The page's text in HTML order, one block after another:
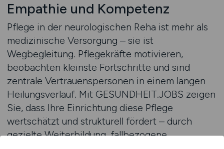
Empathie und Kompetenz
Pflege in der neurologischen Reha ist mehr als
medizinische Versorgung – sie ist
Wegbegleitung. Pflegekräfte motivieren,
beobachten kleinste Fortschritte und sind
zentrale Vertrauenspersonen in einem langen
Heilungsverlauf. Mit GESUNDHEIT.JOBS zeigen
Sie, dass Ihre Einrichtung diese Pflege
wertschätzt und strukturell fördert – durch
gezielte Weiterbildung, fallbezogene